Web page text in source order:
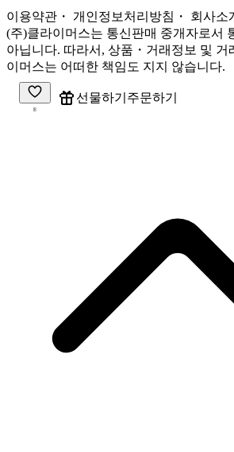
이용약관 ・ 개인정보처리방침 ・ 회사소
(주)클라이머스는 통신판매 중개자로서
아닙니다. 따라서, 상품・거래정보 및 거
이머스는 어떠한 책임도 지지 않습니다.
8
선물하기 주문하기